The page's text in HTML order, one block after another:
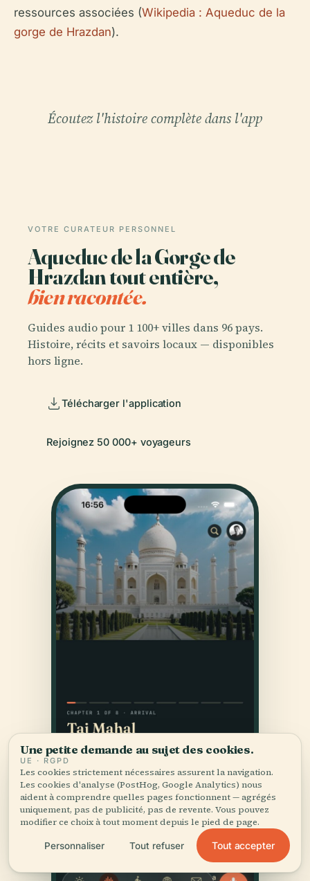
ressources associées (Wikipedia : Aqueduc de la
gorge de Hrazdan).
Écoutez l'histoire complète dans l'app
VOTRE CURATEUR PERSONNEL
Aqueduc de la Gorge de
Hrazdan tout entière,
bien racontée.
Guides audio pour 1 100+ villes dans 96 pays.
Histoire, récits et savoirs locaux — disponibles
hors ligne.
Télécharger l'application
Rejoignez 50 000+ voyageurs
Une petite demande au sujet des cookies.
UE · RGPD
Les cookies strictement nécessaires assurent la navigation.
Les cookies d'analyse (PostHog, Google Analytics) nous
aident à comprendre quelles pages fonctionnent — agrégés
uniquement, pas de publicité, pas de revente. Vous pouvez
modifier ce choix à tout moment depuis le pied de page.
Personnaliser Tout refuser Tout accepter